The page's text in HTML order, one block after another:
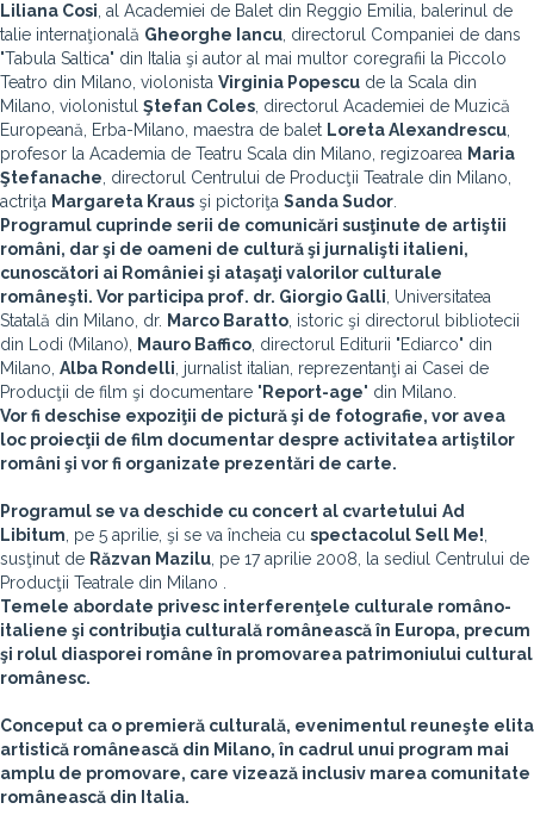
Liliana Cosi , al Academiei de Balet din Reggio Emilia, balerinul de
talie internaţională Gheorghe Iancu , directorul Companiei de dans
"Tabula Saltica" din Italia şi autor al mai multor coregrafii la Piccolo
Teatro din Milano, violonista Virginia Popescu de la Scala din
Milano, violonistul Ştefan Coles , directorul Academiei de Muzică
Europeană, Erba-Milano, maestra de balet Loreta Alexandrescu
profesor la Academia de Teatru Scala din Milano, regizoarea Maria
Ştefanache , directorul Centrului de Producţii Teatrale din Milano,
actriţa Margareta Kraus şi pictoriţa Sanda Sudor
Programul cuprinde serii de comunicări susţinute de artiştii
români, dar şi de oameni de cultură şi jurnalişti italieni,
cunoscători ai României şi ataşaţi valorilor culturale
româneşti. Vor participa prof. dr. Giorgio Galli , Universitatea
Statală din Milano, dr. Marco Baratto , istoric şi directorul bibliotecii
din Lodi (Milano),
Mauro Baffico , directorul Editurii "Ediarco" din
Milano, Alba Rondelli , jurnalist italian, reprezentanţi ai Casei de
Producţii de film şi documentare " Report-age" din Milano.
Vor fi deschise expoziţii de pictură şi de fotografie, vor avea
loc proiecţii de film documentar despre activitatea artiştilor
români şi vor fi organizate prezentări de carte.
Programul se va deschide cu concert al cvartetului Ad
Libitum , pe 5 aprilie, şi se va încheia cu spectacolul Sell Me!
susţinut de Răzvan Mazilu , pe 17 aprilie 2008, la sediul Centrului de
Producţii Teatrale din Milano .
Temele abordate privesc interferenţele culturale româno-
italiene şi contribuţia culturală românească în Europa, precum
şi rolul diasporei române în promovarea patrimoniului cultural
românesc.
Conceput ca o premieră culturală, evenimentul reuneşte elita
artistică românească din Milano, în cadrul unui program mai
amplu de promovare, care vizează inclusiv marea comunitate
românească din Italia.